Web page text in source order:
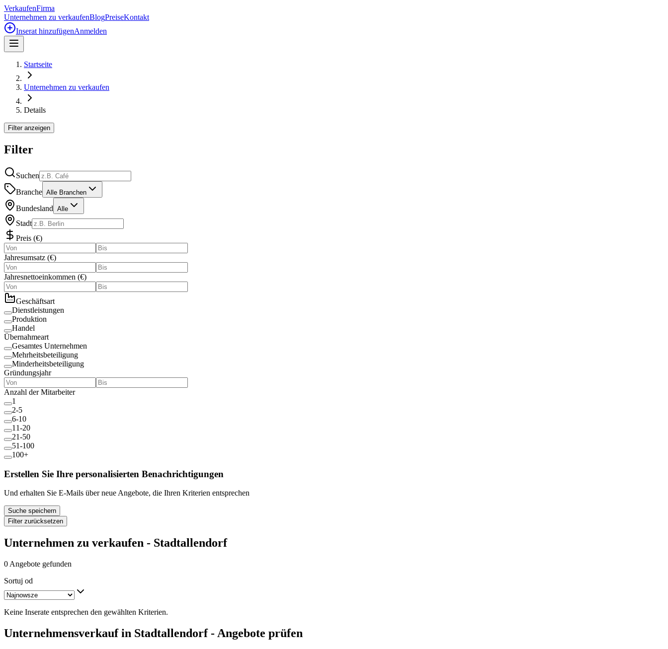
VerkaufenFirma
Unternehmen zu verkaufenBlogPreiseKontakt
Inserat hinzufügenAnmelden
Startseite
Unternehmen zu verkaufen
Details
Filter anzeigen
Filter
Suchen
Branche Alle Branchen
Bundesland Alle
Stadt
Preis (€)
Jahresumsatz (€)
Jahresnettoeinkommen (€)
Geschäftsart
Dienstleistungen
Produktion
Handel
Übernahmeart
Gesamtes Unternehmen
Mehrheitsbeteiligung
Minderheitsbeteiligung
Gründungsjahr
Anzahl der Mitarbeiter
1
2-5
6-10
11-20
21-50
51-100
100+
Erstellen Sie Ihre personalisierten Benachrichtigungen
Und erhalten Sie E-Mails über neue Angebote, die Ihren Kriterien entsprechen
Suche speichern
Filter zurücksetzen
Unternehmen zu verkaufen - Stadtallendorf
0 Angebote gefunden
Sortuj od
Keine Inserate entsprechen den gewählten Kriterien.
Unternehmensverkauf in Stadtallendorf - Angebote prüfen